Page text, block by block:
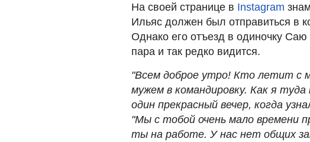
На своей странице в Instagram
Ильяс должен был отправиться в
Однако его отъезд в одиночку Саю
пара и так редко видится.
"Всем доброе утро! Кто летит с
мужем в командировку. Как я туда
один прекрасный вечер, когда
"Мы с тобой очень мало времени
ты на работе. У нас нет общих